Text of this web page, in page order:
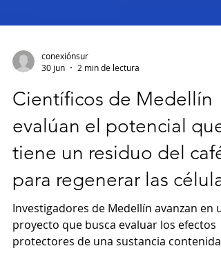
conexiónsur
30 jun
2 min de lectura
Científicos de Medellín
evalúan el potencial que
tiene un residuo del café
para regenerar las células